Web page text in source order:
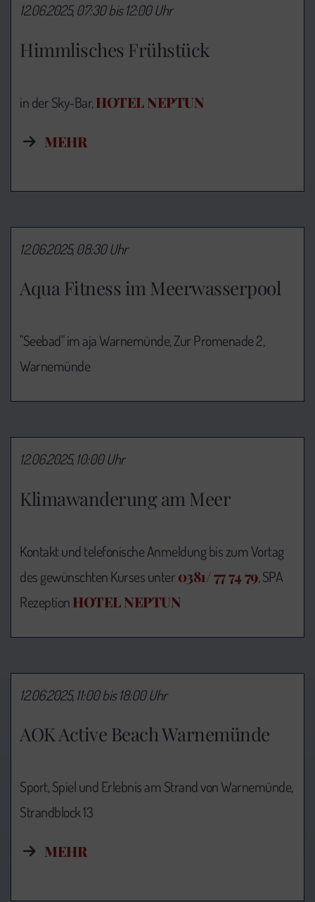
Himmlisches Frühstück
12.06.2025, 07:30 bis 12:00 Uhr
in der Sky-Bar,HOTEL NEPTUN
MEHR
Aqua Fitness im Meerwasserpool
12.06.2025, 08:30 Uhr
"Seebad" im aja Warnemünde, Zur Promenade 2,
Warnemünde
Klimawanderung am Meer
12.06.2025, 10:00 Uhr
Kontakt und telefonische Anmeldung bis zum Vortag
des gewünschten Kurses unter0381/ 77 74 79, SPA
RezeptionHOTEL NEPTUN
AOK Active Beach Warnemünde
12.06.2025, 11:00 bis 18:00 Uhr
Sport, Spiel und Erlebnis am Strand von Warnemünde,
Strandblock 13
MEHR